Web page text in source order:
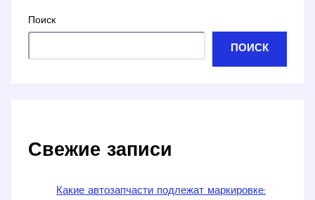
Поиск
ПОИСК
Свежие записи
Какие автозапчасти подлежат маркировке: